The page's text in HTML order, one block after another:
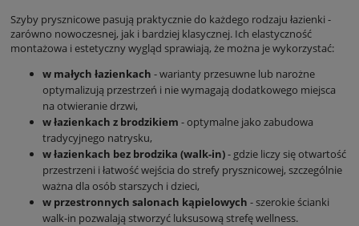
Szyby prysznicowe pasują praktycznie do każdego rodzaju łazienki -
zarówno nowoczesnej, jak i bardziej klasycznej. Ich elastyczność
montażowa i estetyczny wygląd sprawiają, że można je wykorzystać:
w małych łazienkach - warianty przesuwne lub narożne
optymalizują przestrzeń i nie wymagają dodatkowego miejsca
na otwieranie drzwi,
w łazienkach z brodzikiem - optymalne jako zabudowa
tradycyjnego natrysku,
w łazienkach bez brodzika (walk-in)- gdzie liczy się otwartość
przestrzeni i łatwość wejścia do strefy prysznicowej, szczególnie
ważna dla osób starszych i dzieci,
w przestronnych salonach kąpielowych - szerokie ścianki
walk-in pozwalają stworzyć luksusową strefę wellness.